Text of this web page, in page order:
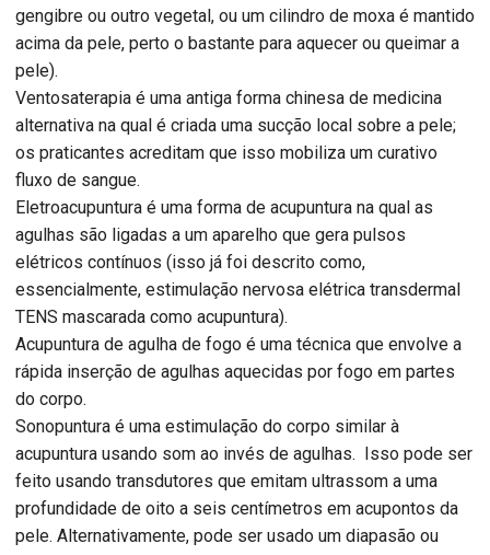
gengibre ou outro vegetal, ou um cilindro de moxa é mantido
acima da pele, perto o bastante para aquecer ou queimar a
pele).
Ventosaterapia é uma antiga forma chinesa de medicina
alternativa na qual é criada uma sucção local sobre a pele;
os praticantes acreditam que isso mobiliza um curativo
fluxo de sangue.
Eletroacupuntura é uma forma de acupuntura na qual as
agulhas são ligadas a um aparelho que gera pulsos
elétricos contínuos (isso já foi descrito como,
essencialmente, estimulação nervosa elétrica transdermal
TENS mascarada como acupuntura).
Acupuntura de agulha de fogo é uma técnica que envolve a
rápida inserção de agulhas aquecidas por fogo em partes
do corpo.
Sonopuntura é uma estimulação do corpo similar à
acupuntura usando som ao invés de agulhas. Isso pode ser
feito usando transdutores que emitam ultrassom a uma
profundidade de oito a seis centímetros em acupontos da
pele. Alternativamente, pode ser usado um diapasão ou